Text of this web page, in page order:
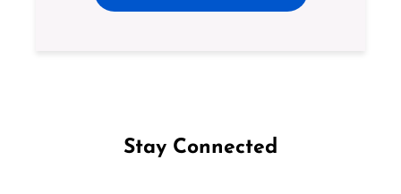
Stay Connected